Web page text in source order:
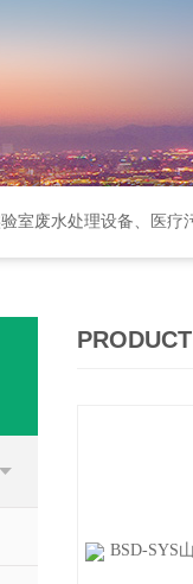
处理设备、医疗污水处理设备